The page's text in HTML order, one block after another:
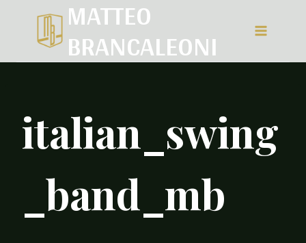
MATTEO
BRANCALEONI
italian_swing
_band_mb